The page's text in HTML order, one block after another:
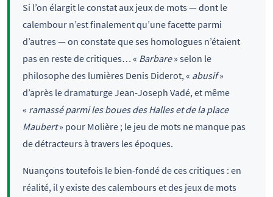
Si l’on élargit le constat aux jeux de mots — dont le
calembour n’est finalement qu’une facette parmi
d’autres — on constate que ses homologues n’étaient
pas en reste de critiques… « Barbare» selon le
philosophe des lumières Denis Diderot, « abusif»
d’après le dramaturge Jean-Joseph Vadé, et même
« ramassé parmi les boues des Halles et de la place
Maubert» pour Molière ; le jeu de mots ne manque pas
de détracteurs à travers les époques.
Nuançons toutefois le bien-fondé de ces critiques : en
réalité, il y existe des calembours et des jeux de mots